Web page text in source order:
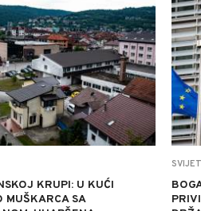
KRUPI: U KUĆI
MUŠKARCA SA
SVIJET